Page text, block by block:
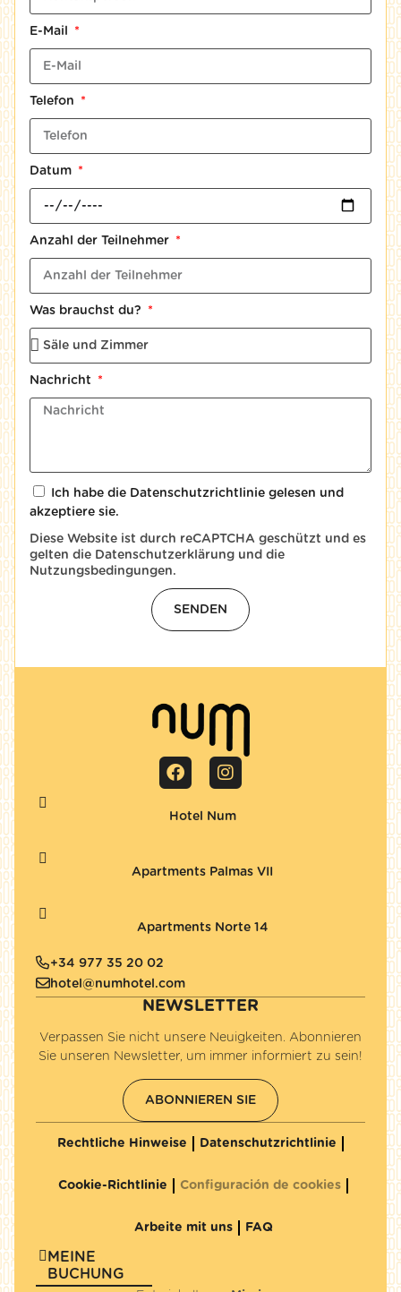
E-Mail
Telefon
Datum
Anzahl der Teilnehmer
Was brauchst du?
Nachricht
Ich habe die Datenschutzrichtlinie gelesen und
akzeptiere sie.
Diese Website ist durch reCAPTCHA geschützt und es
gelten die Datenschutzerklärung und die
Nutzungsbedingungen.
SENDEN
Hotel Num
Apartments Palmas VII
Apartments Norte 14
+34 977 35 20 02
hotel@numhotel.com
NEWSLETTER
Verpassen Sie nicht unsere Neuigkeiten. Abonnieren
Sie unseren Newsletter, um immer informiert zu sein!
ABONNIEREN SIE
Rechtliche Hinweise Datenschutzrichtlinie
Cookie-Richtlinie Configuración de cookies
Arbeite mit uns FAQ
MEINE
BUCHUNG